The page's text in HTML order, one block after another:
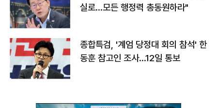
실로…모든 행정력 총동원하라"
종합특검, '계엄 당정대 회의 참석' 한
동훈 참고인 조사...12일 통보